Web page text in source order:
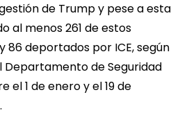
de Trump y pese a esta
al menos 261 de estos
86 deportados por ICE, según
Departamento de Seguridad
el 1 de enero y el 19 de